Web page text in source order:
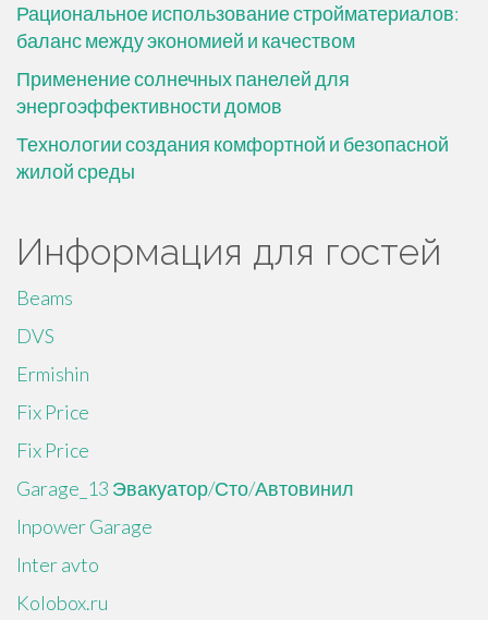
Рациональное использование стройматериалов:
баланс между экономией и качеством
Применение солнечных панелей для
энергоэффективности домов
Технологии создания комфортной и безопасной
жилой среды
Информация для гостей
Beams
DVS
Ermishin
Fix Price
Fix Price
Garage_13 Эвакуатор/Сто/Автовинил
Inpower Garage
Inter avto
Kolobox.ru